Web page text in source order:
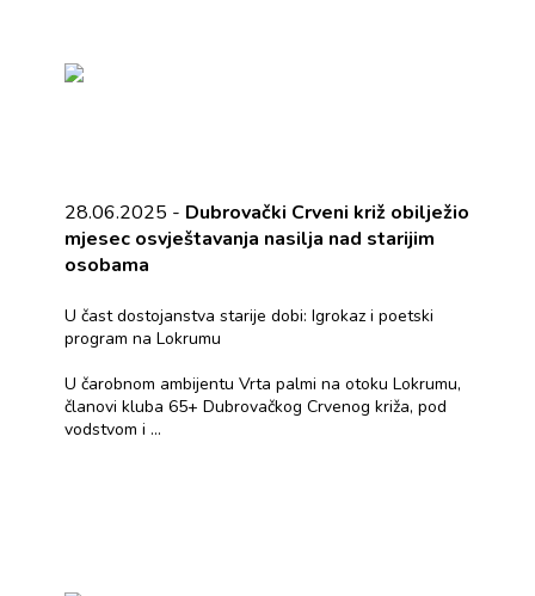
28.06.2025 - Dubrovački Crveni križ obilježio
mjesec osvještavanja nasilja nad starijim
osobama
U čast dostojanstva starije dobi: Igrokaz i poetski
program na Lokrumu
U čarobnom ambijentu Vrta palmi na otoku Lokrumu,
članovi kluba 65+ Dubrovačkog Crvenog križa, pod
vodstvom i ...